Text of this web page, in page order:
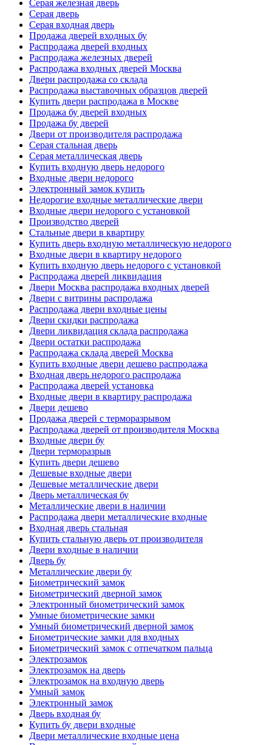
Серая железная дверь
Серая дверь
Серая входная дверь
Продажа дверей входных бу
Распродажа дверей входных
Распродажа железных дверей
Распродажа входных дверей Москва
Двери распродажа со склада
Распродажа выставочных образцов дверей
Купить двери распродажа в Москве
Продажа бу дверей входных
Продажа бу дверей
Двери от производителя распродажа
Серая стальная дверь
Серая металлическая дверь
Купить входную дверь недорого
Входные двери недорого
Электронный замок купить
Недорогие входные металлические двери
Входные двери недорого с установкой
Производство дверей
Стальные двери в квартиру
Купить дверь входную металлическую недорого
Входные двери в квартиру недорого
Купить входную дверь недорого с установкой
Распродажа дверей ликвидация
Двери Москва распродажа входных дверей
Двери с витрины распродажа
Распродажа двери входные цены
Двери скидки распродажа
Двери ликвидация склада распродажа
Двери остатки распродажа
Распродажа склада дверей Москва
Купить входные двери дешево распродажа
Входная дверь недорого распродажа
Распродажа дверей установка
Входные двери в квартиру распродажа
Двери дешево
Продажа дверей с терморазрывом
Распродажа дверей от производителя Москва
Входные двери бу
Двери терморазрыв
Купить двери дешево
Дешевые входные двери
Дешевые металлические двери
Дверь металлическая бу
Металлические двери в наличии
Распродажа двери металлические входные
Входная дверь стальная
Купить стальную дверь от производителя
Двери входные в наличии
Дверь бу
Металлические двери бу
Биометрический замок
Биометрический дверной замок
Электронный биометрический замок
Умные биометрические замки
Умный биометрический дверной замок
Биометрические замки для входных
Биометрический замок с отпечатком пальца
Электрозамок
Электрозамок на дверь
Электрозамок на входную дверь
Умный замок
Электронный замок
Дверь входная бу
Купить бу двери входные
Двери металлические входные цена